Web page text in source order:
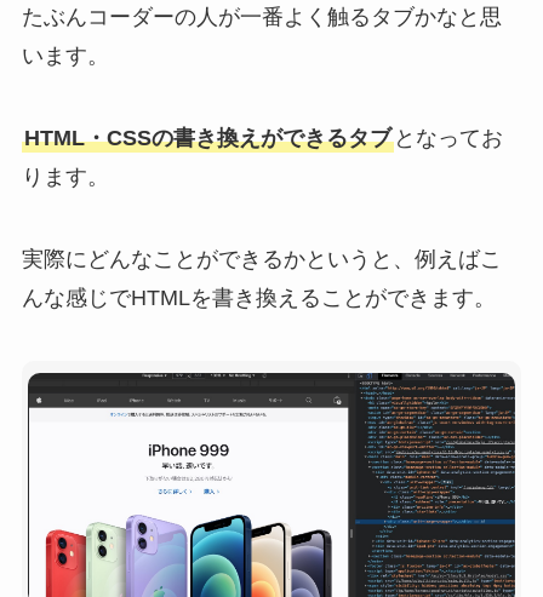
たぶんコーダーの人が一番よく触るタブかなと思
います。
HTML・CSSの書き換えができるタブとなってお
ります。
実際にどんなことができるかというと、例えばこ
んな感じでHTMLを書き換えることができます。